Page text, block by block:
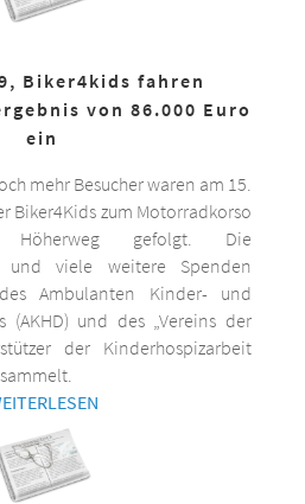
Biker4kids fahren
von 86.000 Euro
ein
mehr Besucher waren am 15.
Biker4Kids zum Motorradkorso
gefolgt. Die
und viele weitere Spenden
Ambulanten Kinder- und
(AKHD) und des „Vereins der
der Kinderhospizarbeit